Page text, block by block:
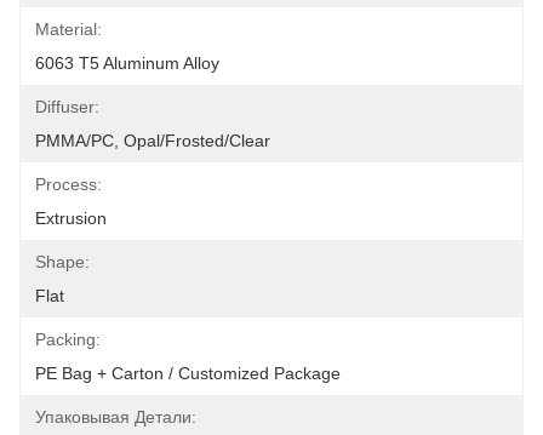
Material:
6063 T5 Aluminum Alloy
Diffuser:
PMMA/PC, Opal/Frosted/Clear
Process:
Extrusion
Shape:
Flat
Packing:
PE Bag + Carton / Customized Package
Упаковывая Детали: